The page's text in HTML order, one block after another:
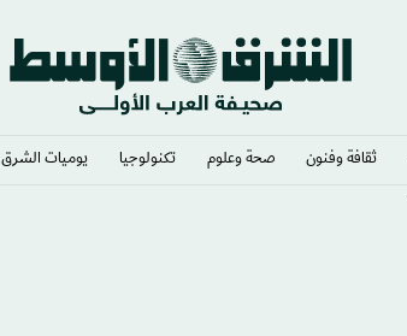
ثقافة وفنون صحة وعلوم تكنولوجيا يوميات الشرق​